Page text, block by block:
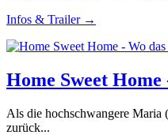
Infos & Trailer →
Home Sweet Home
Als die hochschwangere Maria
zurück...